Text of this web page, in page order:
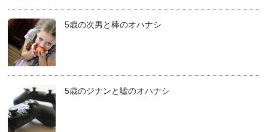
5歳の次男と棒のオハナシ
5歳のジナンと嘘のオハナシ